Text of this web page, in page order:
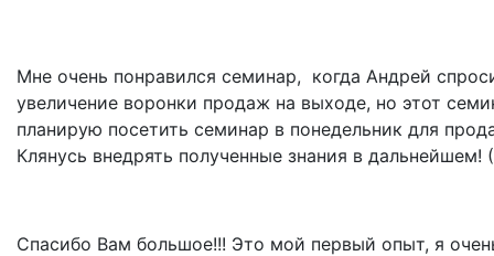
Мне очень понравился семинар, когда Андрей
увеличение воронки продаж на выходе, но этот
планирую посетить семинар в понедельник для
Клянусь внедрять полученные знания в дальнейшем!
Спасибо Вам большое!!! Это мой первый опыт, я